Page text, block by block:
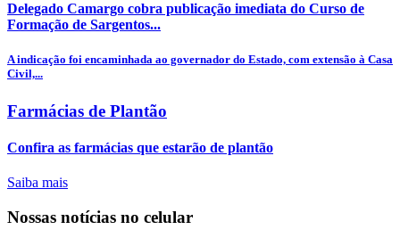
Delegado Camargo cobra publicação imediata do Curso de
Formação de Sargentos...
A indicação foi encaminhada ao governador do Estado, com extensão à Casa
Civil,...
Farmácias de Plantão
Confira as farmácias que estarão de plantão
Saiba mais
Nossas notícias no celular